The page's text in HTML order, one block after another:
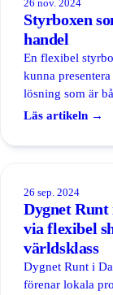
Integrationer
Priser
Kundcase
SV / EN
26 nov. 2024
Styrboxen
handel
En flexibel
kunna
lösning som är
möjligheter
Läs artikeln →
26 sep. 2024
Dygnet
via flexibel
världsklass
Dygnet Runt i
förenar lokala